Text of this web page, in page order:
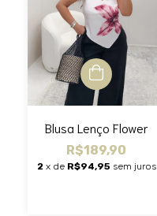
Blusa Lenço Flower
R$189,90
2 x de R$94,95 sem juros